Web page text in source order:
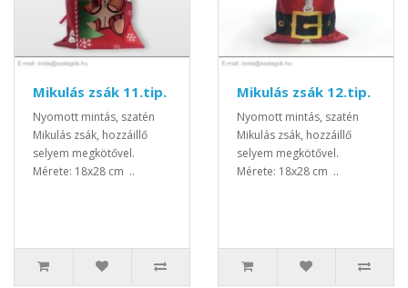
Mikulás zsák 11.tip.
Nyomott mintás, szatén
Mikulás zsák, hozzáillő
selyem megkötővel.
Mérete: 18x28 cm ..
Mikulás zsák 12.tip.
Nyomott mintás, szatén
Mikulás zsák, hozzáillő
selyem megkötővel.
Mérete: 18x28 cm ..